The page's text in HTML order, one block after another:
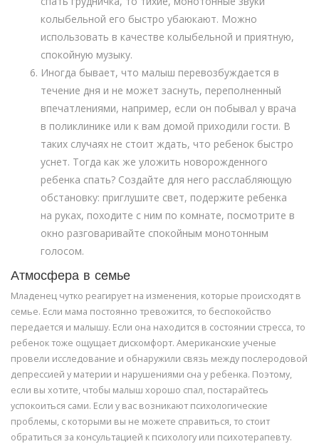
колыбельной его быстро убаюкают. Можно
использовать в качестве колыбельной и приятную,
спокойную музыку.
Иногда бывает, что малыш перевозбуждается в
течение дня и не может заснуть, переполненный
впечатлениями, например, если он побывал у врача
в поликлинике или к вам домой приходили гости. В
таких случаях не стоит ждать, что ребенок быстро
уснет. Тогда как же уложить новорожденного
ребенка спать? Создайте для него расслабляющую
обстановку: приглушите свет, подержите ребенка
на руках, походите с ним по комнате, посмотрите в
окно разговаривайте спокойным монотонным
голосом.
Атмосфера в семье
Младенец чутко реагирует на изменения, которые происходят в
семье. Если мама постоянно тревожится, то беспокойство
передается и малышу. Если она находится в состоянии стресса, то
ребенок тоже ощущает дискомфорт. Американские ученые
провели исследование и обнаружили связь между послеродовой
депрессией у материи и нарушениями сна у ребенка. Поэтому,
если вы хотите, чтобы малыш хорошо спал, постарайтесь
успокоиться сами. Если у вас возникают психологические
проблемы, с которыми вы не можете справиться, то стоит
обратиться за консультацией к психологу или психотерапевту.